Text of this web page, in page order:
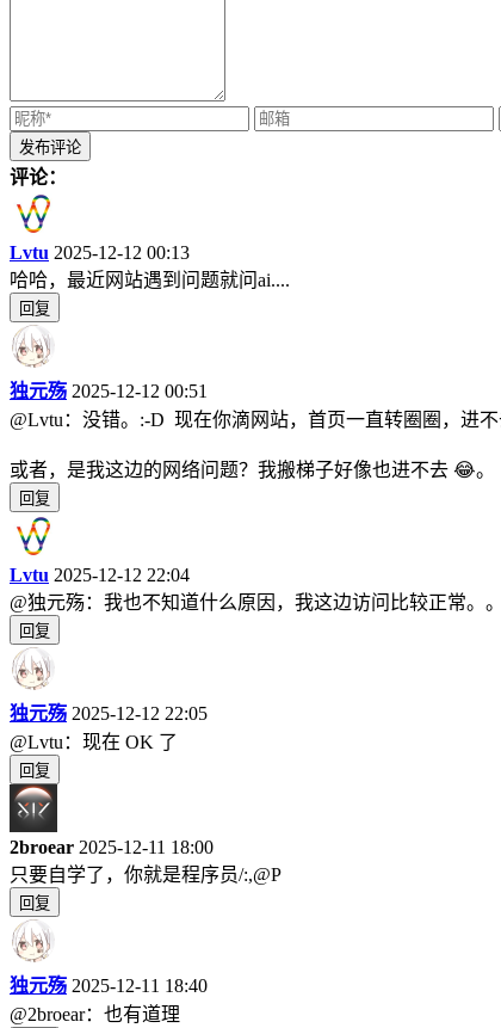
评论：
Lvtu 2025-12-12 00:13
哈哈，最近网站遇到问题就问ai....
回复
独元殇 2025-12-12 00:51
@Lvtu：没错。:-D 现在你滴网站，首页一直转圈圈，进不
或者，是我这边的网络问题？我搬梯子好像也进不去 😂。
回复
Lvtu 2025-12-12 22:04
@独元殇：我也不知道什么原因，我这边访问比较正常。。
回复
独元殇 2025-12-12 22:05
@Lvtu：现在 OK 了
回复
2broear 2025-12-11 18:00
只要自学了，你就是程序员/:,@P
回复
独元殇 2025-12-11 18:40
@2broear：也有道理